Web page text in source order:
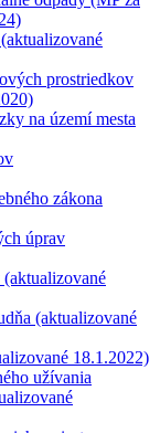
prostriedkov
na území mesta
zákona
úprav
(aktualizované
18.1.2022)
užívania